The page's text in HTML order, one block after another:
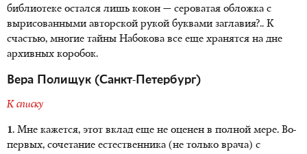
библиотеке остался лишь кокон — сероватая обложка с
вырисованными авторской рукой буквами заглавия?.. К
счастью, многие тайны Набокова все еще хранятся на дне
архивных коробок.
Вера Полищук (Санкт-Петербург)
К списку
1. Мне кажется, этот вклад еще не оценен в полной мере. Во-
первых, сочетание естественника (не только врача) с